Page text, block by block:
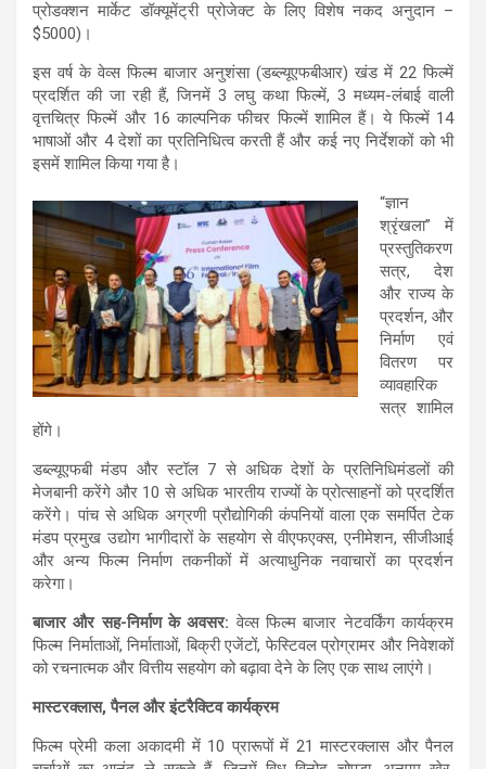
प्रोडक्शन मार्केट डॉक्यूमेंट्री प्रोजेक्ट के लिए विशेष नकद अनुदान –
$5000)।
इस वर्ष के वेव्स फिल्म बाजार अनुशंसा (डब्ल्यूएफबीआर) खंड में 22 फिल्में
प्रदर्शित की जा रही हैं, जिनमें 3 लघु कथा फिल्में, 3 मध्यम-लंबाई वाली
वृत्तचित्र फिल्में और 16 काल्पनिक फीचर फिल्में शामिल हैं। ये फिल्में 14
भाषाओं और 4 देशों का प्रतिनिधित्व करती हैं और कई नए निर्देशकों को भी
इसमें शामिल किया गया है।
“ज्ञान
श्रृंखला” में
प्रस्तुतिकरण
सत्र, देश
और राज्य के
प्रदर्शन, और
निर्माण एवं
वितरण पर
व्यावहारिक
सत्र शामिल
होंगे।
डब्ल्यूएफबी मंडप और स्टॉल 7 से अधिक देशों के प्रतिनिधिमंडलों की
मेजबानी करेंगे और 10 से अधिक भारतीय राज्यों के प्रोत्साहनों को प्रदर्शित
करेंगे। पांच से अधिक अग्रणी प्रौद्योगिकी कंपनियों वाला एक समर्पित टेक
मंडप प्रमुख उद्योग भागीदारों के सहयोग से वीएफएक्स, एनीमेशन, सीजीआई
और अन्य फिल्म निर्माण तकनीकों में अत्याधुनिक नवाचारों का प्रदर्शन
करेगा।
बाजार और सह-निर्माण के अवसर: वेव्स फिल्म बाजार नेटवर्किंग कार्यक्रम
फिल्म निर्माताओं, निर्माताओं, बिक्री एजेंटों, फेस्टिवल प्रोग्रामर और निवेशकों
को रचनात्मक और वित्तीय सहयोग को बढ़ावा देने के लिए एक साथ लाएंगे।
मास्टरक्लास,पैनल और इंटरैक्टिव कार्यक्रम
फिल्म प्रेमी कला अकादमी में 10 प्रारूपों में 21 मास्टरक्लास और पैनल